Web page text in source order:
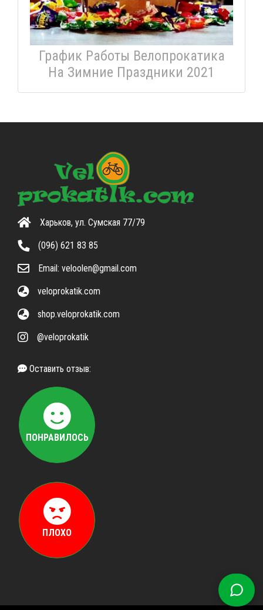
График Работы Велопрокатика
На Зимние Праздники 2021
Харьков, ул. Сумская 77/79
(096) 621 83 85
Email: veloolen@gmail.com
veloprokatik.com
shop.veloprokatik.com
@veloprokatik
Оставить отзыв:
ПОНРАВИЛОСЬ
ПЛОХО